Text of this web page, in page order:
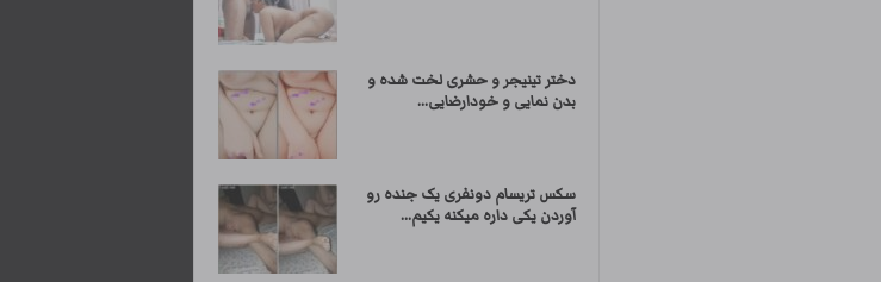
دختر تینیجر و حشری لخت شده و
بدن نمایی و خودارضایی...
سکس تریسام دونفری یک جنده رو
آوردن یکی داره میکنه یکیم...